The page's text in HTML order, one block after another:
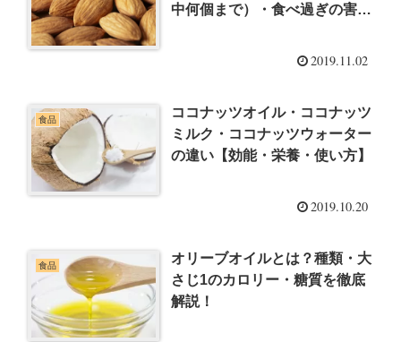
中何個まで）・食べ過ぎの害
2019.11.02
食品
ココナッツオイル・ココナッツ
ミルク・ココナッツウォーター
の違い【効能・栄養・使い方】
2019.10.20
食品
オリーブオイルとは？種類・大
さじ1のカロリー・糖質を徹底
解説！